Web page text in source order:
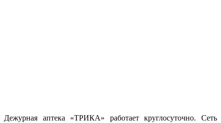
Дежурная аптека «ТРИКА» работает круглосуточно. Сеть